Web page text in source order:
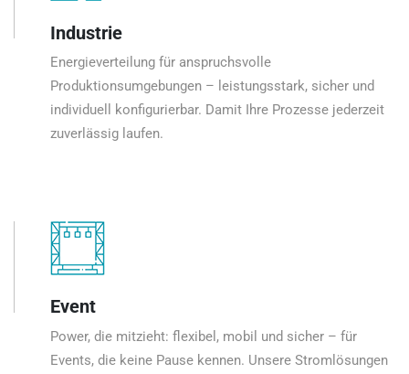
Industrie
Energieverteilung für anspruchsvolle
Produktionsumgebungen – leistungsstark, sicher und
individuell konfigurierbar. Damit Ihre Prozesse jederzeit
zuverlässig laufen.
Event
Power, die mitzieht: flexibel, mobil und sicher – für
Events, die keine Pause kennen. Unsere Stromlösungen